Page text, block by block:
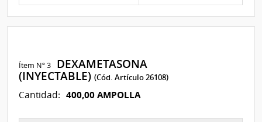
Ítem Nº 3
DEXAMETASONA
(INYECTABLE)(Cód. Artículo 26108)
Cantidad: 400,00 AMPOLLA